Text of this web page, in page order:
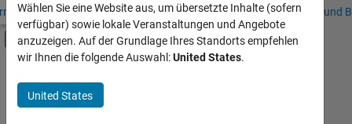
– Übersicht Stellensuche Niederlassungen Studierende und
Umschaltung für Off-Canvas-
Hauptinhalt
Commercial Sales
Customer Support
+4
Wählen Sie eine Website aus, um übersetzte Inhalte (sofern
verfügbar) sowie lokale Veranstaltungen und Angebote
anzuzeigen. Auf der Grundlage Ihres Standorts empfehlen
wir Ihnen die folgende Auswahl:United States.
United States